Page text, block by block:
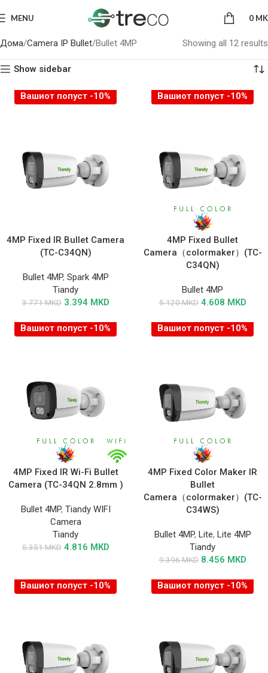
MENU 0
Дома Camera IP Bullet Bullet 4MP Showing all 12 results
Show sidebar
Вашиот попуст -10%
4MP Fixed IR Bullet Camera
(TC-C34QN)
Bullet 4MP, Spark 4MP
Tiandy
3.771MKD 3.394 MKD
Вашиот попуст -10%
4MP Fixed Bullet
Camera（colormaker）(TC-
C34QN)
Bullet 4MP
5.120MKD 4.608 MKD
Вашиот попуст -10%
4MP Fixed IR Wi-Fi Bullet
Camera (TC-34QN 2.8mm )
Bullet 4MP, Tiandy WIFI
Camera
Tiandy
5.351MKD 4.816 MKD
Вашиот попуст -10%
4MP Fixed Color Maker IR
Bullet
Camera（colormaker）(TC-
C34WS)
Bullet 4MP, Lite, Lite 4MP
Tiandy
9.396MKD 8.456 MKD
Вашиот попуст -10% Вашиот попуст -10%